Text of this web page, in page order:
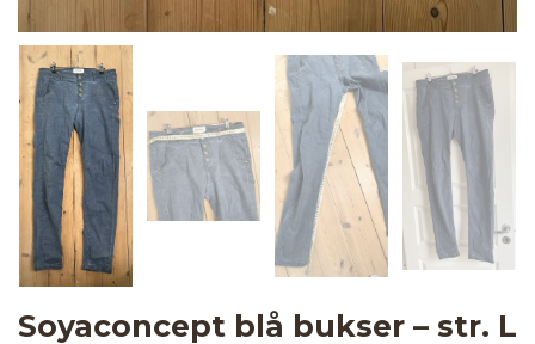
Soyaconcept blå bukser – str. L